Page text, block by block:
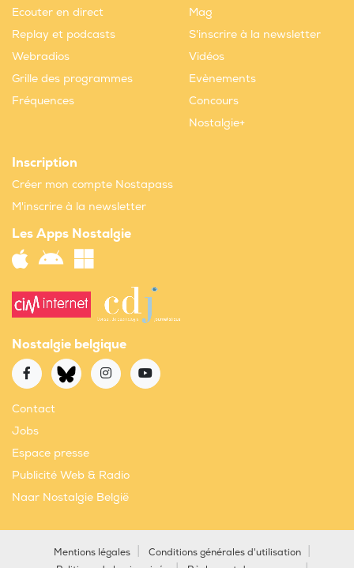
Ecouter en direct
Replay et podcasts
Webradios
Grille des programmes
Fréquences
Mag
S'inscrire à la newsletter
Vidéos
Evènements
Concours
Nostalgie+
Inscription
Créer mon compte Nostapass
M'inscrire à la newsletter
Les Apps Nostalgie
Nostalgie belgique
Contact
Jobs
Espace presse
Publicité Web & Radio
Naar Nostalgie België
Mentions légales
Conditions générales d'utilisation